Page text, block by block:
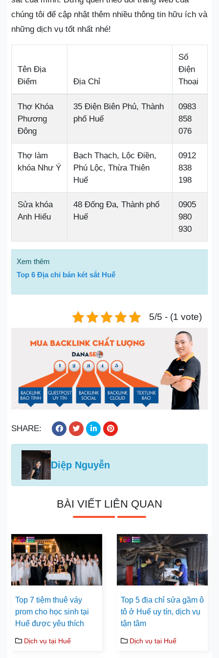
chúng tôi để cập nhật thêm nhiều thông tin hữu ích và
những dịch vụ tốt nhất nhé!
Tên Địa
Điểm
Địa Chỉ
Số
Điện
Thoại
Thợ Khóa
Phương
Đông
35 Điện Biên Phủ, Thành
phố Huế
0983
858
076
Thợ làm
khóa Như Ý
Bạch Thạch, Lộc Điền,
Phú Lộc, Thừa Thiên
Huế
0912
838
198
Sửa khóa
Anh Hiếu
48 Đống Đa, Thành phố
Huế
0905
980
930
Xem thêm
Top 6 Địa chỉ bán két sắt Huế
5/5 - (1 vote)
SHARE:
Diệp Nguyễn
BÀI VIẾT LIÊN QUAN
Top 7 tiệm thuê váy
prom cho học sinh tại
Huế được yêu thích
Dịch vụ tại Huế
Top 5 địa chỉ sửa gầm ô
tô ở Huế uy tín, dịch vụ
tận tâm
Dịch vụ tại Huế